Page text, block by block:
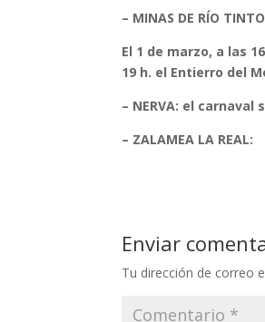
– MINAS DE RÍO
El 1 de marzo, a las
19 h. el Entierro del
– NERVA: el carnaval
– ZALAMEA LA REAL:
Enviar
Tu dirección de correo